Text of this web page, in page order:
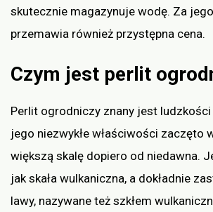
skutecznie magazynuje wodę. Za
przemawia również przystępna cena.
Czym jest perlit
Perlit ogrodniczy znany jest
jego niezwykłe właściwości zaczęto
większą skalę dopiero od niedawna.
jak skała wulkaniczna, a dokładnie
lawy, nazywane też szkłem